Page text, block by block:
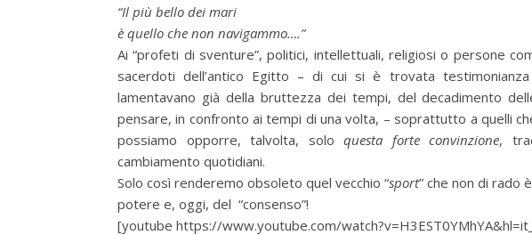
“Il più bello dei mari
è quello che non navigammo….”
Ai “profeti di sventure”, politici, intellettuali, religiosi o persone
sacerdoti dell’antico Egitto – di cui si è trovata
lamentavano già della bruttezza dei tempi, del decadimento
pensare, in confronto ai tempi di una volta, – soprattutto a quelli
possiamo opporre, talvolta, soloquesta forte convinzione,
cambiamento quotidiani.
Solo così renderemo obsoleto quel vecchio “sport” che non di rado
potere e, oggi, del “consenso”!
[youtube https://www.youtube.com/